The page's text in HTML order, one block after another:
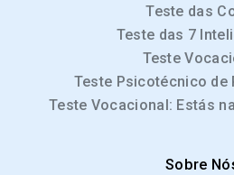
Teste das
Teste das 7
Teste
Teste Psicotécnico de
Teste Vocacional: Estás
Sobre